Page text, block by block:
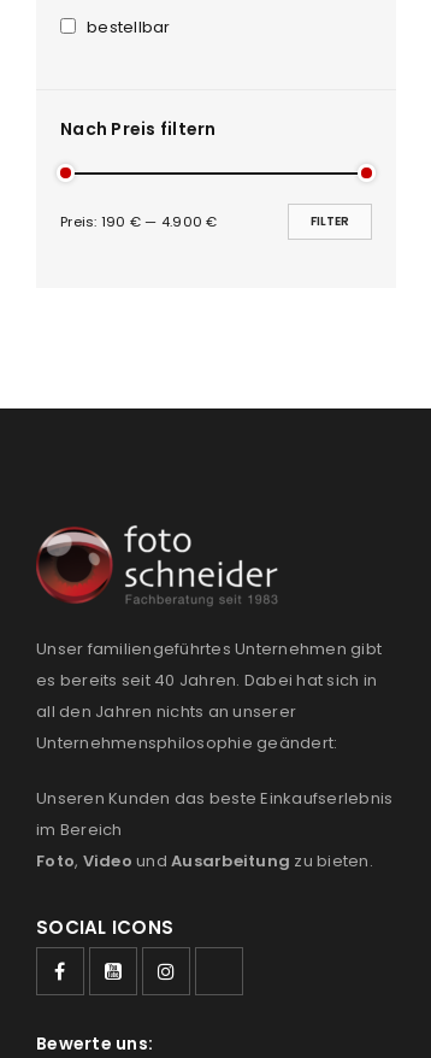
bestellbar
Nach Preis filtern
FILTER
Preis: 190 €— 4.900 €
Unser familiengeführtes Unternehmen gibt
es bereits seit 40 Jahren. Dabei hat sich in
all den Jahren nichts an unserer
Unternehmensphilosophie geändert:
Unseren Kunden das beste Einkaufserlebnis
im Bereich
Foto, Video und Ausarbeitung zu bieten.
SOCIAL ICONS
Bewerte uns: